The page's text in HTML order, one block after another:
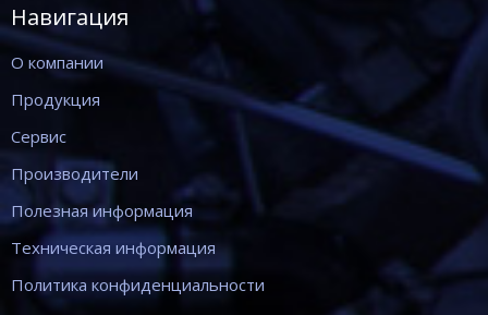
Навигация
О компании
Продукция
Сервис
Производители
Полезная информация
Техническая информация
Политика конфиденциальности